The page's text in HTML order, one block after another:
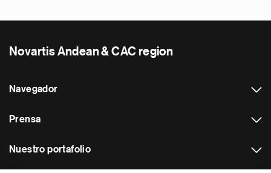
Novartis Andean & CAC region
Navegador
Prensa
Nuestro portafolio